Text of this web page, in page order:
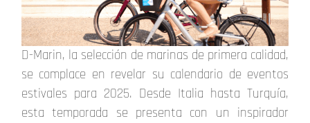
D-Marin, la selección de marinas de primera calidad,
se complace en revelar su calendario de eventos
estivales para 2025. Desde Italia hasta Turquía,
esta temporada se presenta con un inspirador